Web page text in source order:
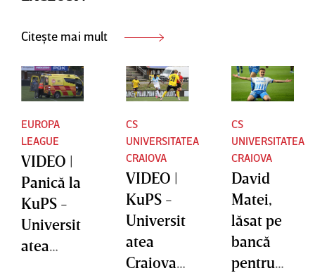
Citește mai mult
EUROPA
LEAGUE
VIDEO |
Panică la
KuPS -
Universit
atea
CS
UNIVERSITATEA
CRAIOVA
VIDEO |
KuPS -
Universit
atea
Craiova
CS
UNIVERSITATEA
CRAIOVA
David
Matei,
lăsat pe
bancă
pentru